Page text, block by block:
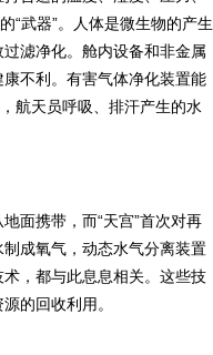
“武器”。人体是微生物的产生
滤净化。舱内设备和非金属
不利。有害气体净化装置能
航天员呼吸、排汗产生的水
面携带，而“天宫”首次对再
成氧气，动态水气分离装置
，都与此息息相关。这些技
的回收利用。